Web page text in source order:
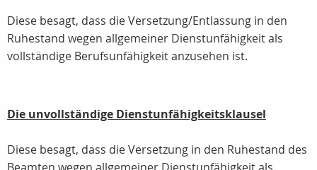
Diese besagt, dass die Versetzung/Entlassung in den
Ruhestand wegen allgemeiner Dienstunfähigkeit als
vollständige Berufsunfähigkeit anzusehen ist.
Die unvollständige Dienstunfähigkeitsklausel
Diese besagt, dass die Versetzung in den Ruhestand des